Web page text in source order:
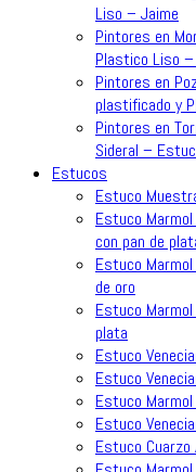
Liso – Jaime
Pintores en
Plastico Liso
Pintores en
plastificado y
Pintores en
Sideral –
Estucos
Estuco
Estuco
con pan de
Estuco
de oro
Estuco
plata
Estuco
Estuco
Estuco
Estuco
Estuco